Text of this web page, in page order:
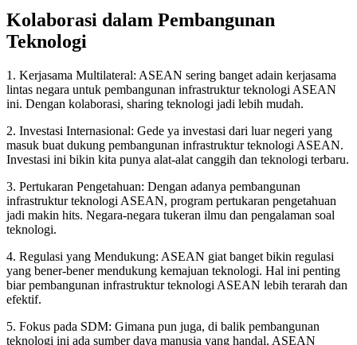
Kolaborasi dalam Pembangunan
Teknologi
1. Kerjasama Multilateral: ASEAN sering banget adain kerjasama
lintas negara untuk pembangunan infrastruktur teknologi ASEAN
ini. Dengan kolaborasi, sharing teknologi jadi lebih mudah.
2. Investasi Internasional: Gede ya investasi dari luar negeri yang
masuk buat dukung pembangunan infrastruktur teknologi ASEAN.
Investasi ini bikin kita punya alat-alat canggih dan teknologi terbaru.
3. Pertukaran Pengetahuan: Dengan adanya pembangunan
infrastruktur teknologi ASEAN, program pertukaran pengetahuan
jadi makin hits. Negara-negara tukeran ilmu dan pengalaman soal
teknologi.
4. Regulasi yang Mendukung: ASEAN giat banget bikin regulasi
yang bener-bener mendukung kemajuan teknologi. Hal ini penting
biar pembangunan infrastruktur teknologi ASEAN lebih terarah dan
efektif.
5. Fokus pada SDM: Gimana pun juga, di balik pembangunan
teknologi ini ada sumber daya manusia yang handal. ASEAN